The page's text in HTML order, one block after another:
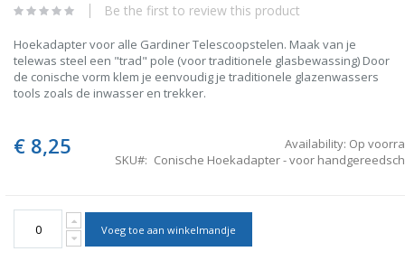
the
gallery
Be the first to review this product
Hoekadapter voor alle Gardiner Telescoopstelen. Maak van je
telewas steel een "trad" pole (voor traditionele glasbewassing) Door
de conische vorm klem je eenvoudig je traditionele glazenwassers
tools zoals de inwasser en trekker.
€ 8,25 Availability: Op
SKU
Conische Hoekadapter - voor
Voeg toe aan winkelmandje